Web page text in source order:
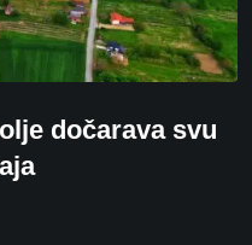
dočarava svu